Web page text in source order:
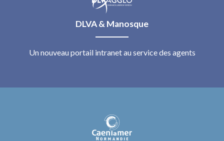
DLVA & Manosque
Un nouveau portail intranet au service des agents